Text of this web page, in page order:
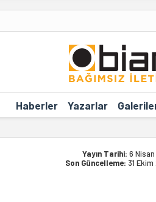
Haberler Yazarlar
Yayın Tarihi: 6 Nisan
Son Güncelleme: 31 Ekim